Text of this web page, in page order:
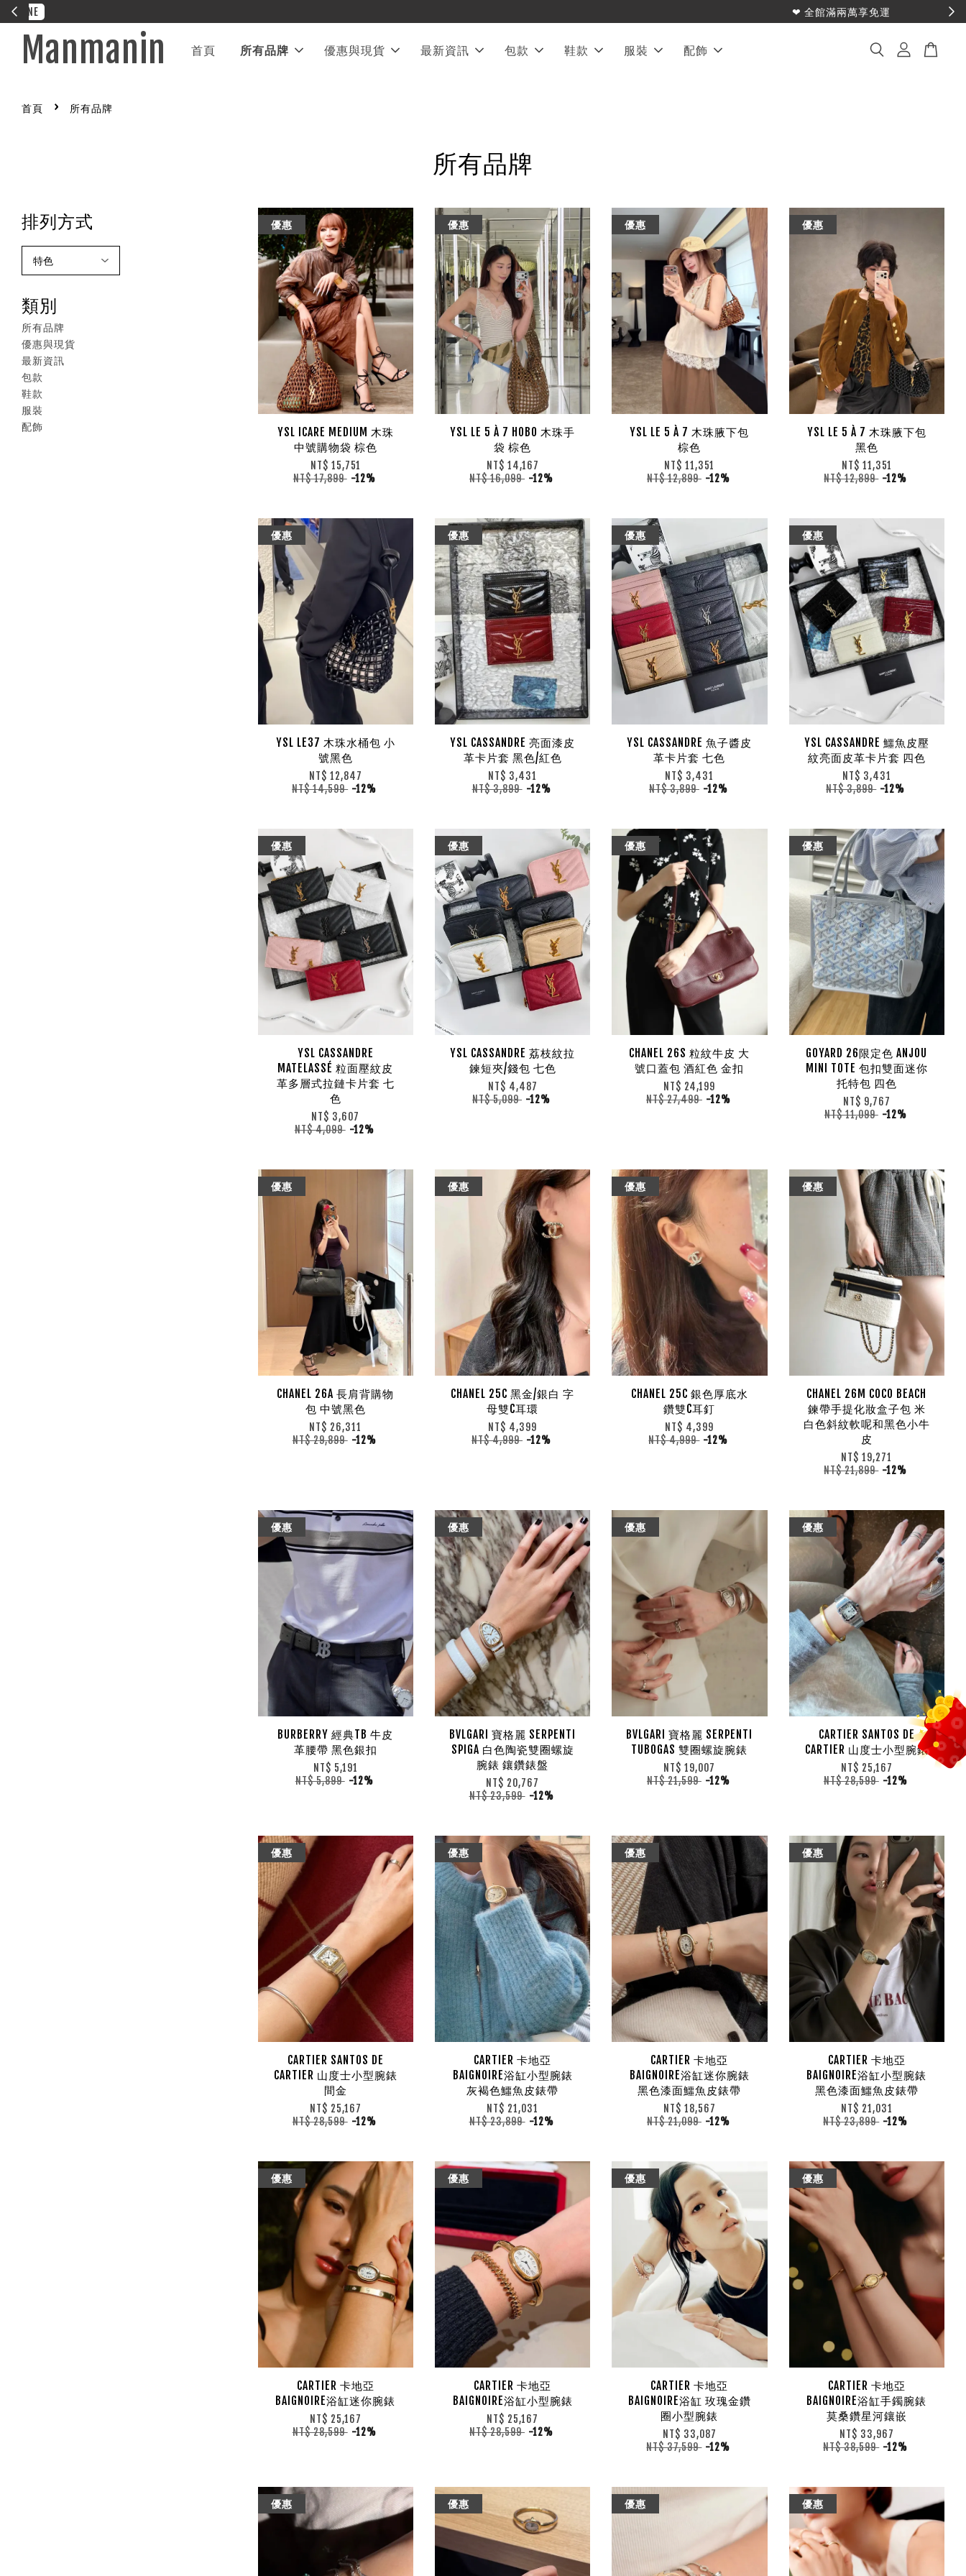
Manmanin 首頁 所有品牌 優惠與現貨 最新資訊 包款 鞋款 服裝 配飾
首頁 › 所有品牌
所有品牌
排列方式
類別
所有品牌
優惠與現貨
最新資訊
包款
鞋款
服裝
配飾
優惠
YSL ICARE MEDIUM 木珠
中號購物袋 棕色
NT$ 15,751
NT$ 17,899 -12%
優惠
YSL LE 5 À 7 HOBO 木珠手
袋 棕色
NT$ 14,167
NT$ 16,099 -12%
優惠
YSL LE 5 À 7 木珠腋下包
棕色
NT$ 11,351
NT$ 12,899 -12%
優惠
YSL LE 5 À 7 木珠腋下包
黑色
NT$ 11,351
NT$ 12,899 -12%
優惠
YSL LE37 木珠水桶包 小
號黑色
NT$ 12,847
NT$ 14,599 -12%
優惠
YSL CASSANDRE 亮面漆皮
革卡片套 黑色/紅色
NT$ 3,431
NT$ 3,899 -12%
優惠
YSL CASSANDRE 魚子醬皮
革卡片套 七色
NT$ 3,431
NT$ 3,899 -12%
優惠
YSL CASSANDRE 鱷魚皮壓
紋亮面皮革卡片套 四色
NT$ 3,431
NT$ 3,899 -12%
優惠
YSL CASSANDRE
MATELASSÉ 粒面壓紋皮
革多層式拉鏈卡片套 七
色
NT$ 3,607
NT$ 4,099 -12%
優惠
YSL CASSANDRE 荔枝紋拉
鍊短夾/錢包 七色
NT$ 4,487
NT$ 5,099 -12%
優惠
CHANEL 26S 粒紋牛皮 大
號口蓋包 酒紅色 金扣
NT$ 24,199
NT$ 27,499 -12%
優惠
GOYARD 26限定色 ANJOU
MINI TOTE 包扣雙面迷你
托特包 四色
NT$ 9,767
NT$ 11,099 -12%
優惠
CHANEL 26A 長肩背購物
包 中號黑色
NT$ 26,311
NT$ 29,899 -12%
優惠
CHANEL 25C 黑金/銀白 字
母雙C耳環
NT$ 4,399
NT$ 4,999 -12%
優惠
CHANEL 25C 銀色厚底水
鑽雙C耳釘
NT$ 4,399
NT$ 4,999 -12%
優惠
CHANEL 26M COCO BEACH
鍊帶手提化妝盒子包 米
白色斜紋軟呢和黑色小牛
皮
NT$ 19,271
NT$ 21,899 -12%
優惠
BURBERRY 經典TB 牛皮
革腰帶 黑色銀扣
NT$ 5,191
NT$ 5,899 -12%
優惠
BVLGARI 寶格麗 SERPENTI
SPIGA 白色陶瓷雙圈螺旋
腕錶 鑲鑽錶盤
NT$ 20,767
NT$ 23,599 -12%
優惠
BVLGARI 寶格麗 SERPENTI
TUBOGAS 雙圈螺旋腕錶
NT$ 19,007
NT$ 21,599 -12%
優惠
CARTIER SANTOS DE
CARTIER 山度士小型腕錶
NT$ 25,167
NT$ 28,599 -12%
優惠
CARTIER SANTOS DE
CARTIER 山度士小型腕錶
間金
NT$ 25,167
NT$ 28,599 -12%
優惠
CARTIER 卡地亞
BAIGNOIRE浴缸小型腕錶
灰褐色鱷魚皮錶帶
NT$ 21,031
NT$ 23,899 -12%
優惠
CARTIER 卡地亞
BAIGNOIRE浴缸迷你腕錶
黑色漆面鱷魚皮錶帶
NT$ 18,567
NT$ 21,099 -12%
優惠
CARTIER 卡地亞
BAIGNOIRE浴缸小型腕錶
黑色漆面鱷魚皮錶帶
NT$ 21,031
NT$ 23,899 -12%
優惠
CARTIER 卡地亞
BAIGNOIRE浴缸迷你腕錶
NT$ 25,167
NT$ 28,599 -12%
優惠
CARTIER 卡地亞
BAIGNOIRE浴缸小型腕錶
NT$ 25,167
NT$ 28,599 -12%
優惠
CARTIER 卡地亞
BAIGNOIRE浴缸 玫瑰金鑽
圈小型腕錶
NT$ 33,087
NT$ 37,599 -12%
優惠
CARTIER 卡地亞
BAIGNOIRE浴缸手鐲腕錶
莫桑鑽星河鑲嵌
NT$ 33,967
NT$ 38,599 -12%
優惠 優惠 優惠 優惠